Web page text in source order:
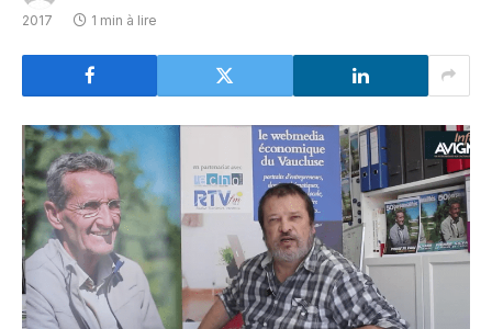
2017
1 min à lire